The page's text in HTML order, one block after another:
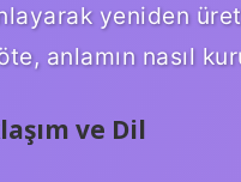
yeniden
anlamın nasıl
ve Dil